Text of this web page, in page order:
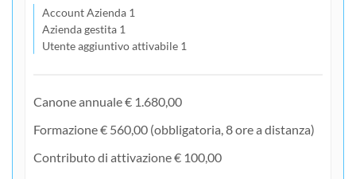
Account Azienda 1
Azienda gestita 1
Utente aggiuntivo attivabile 1
Canone annuale € 1.680,00
Formazione € 560,00 (obbligatoria, 8 ore a distanza)
Contributo di attivazione € 100,00